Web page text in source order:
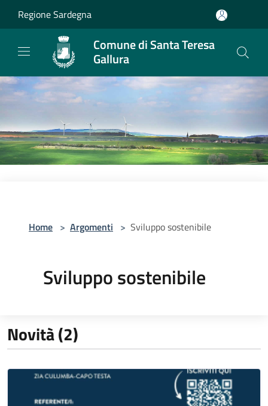
Regione Sardegna
Comune di Santa Teresa
Gallura
Home > Argomenti > Sviluppo sostenibile
Sviluppo sostenibile
Novità (2)